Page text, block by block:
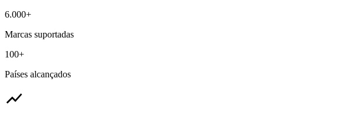
6.000+
Marcas suportadas
100+
Países alcançados